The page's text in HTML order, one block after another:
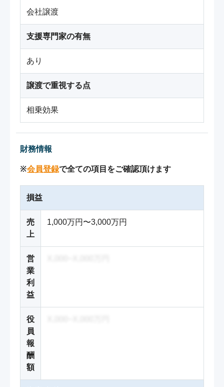
会社譲渡
支援専門家の有無
あり
譲渡で重視する点
相乗効果
財務情報
※会員登録で全ての項目をご確認頂けます
損益
売
上
1,000万円〜3,000万円
営
業
利
益
役
員
報
酬
額